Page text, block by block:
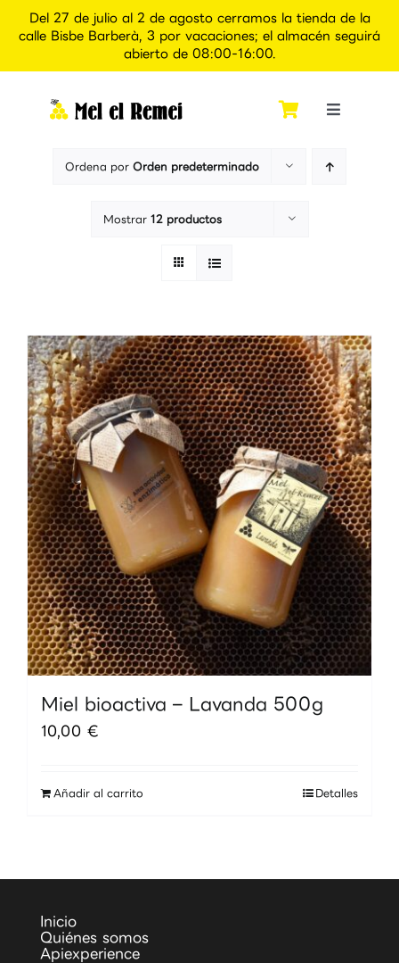
Del 27 de julio al 2 de agosto cerramos la tienda de la
calle Bisbe Barberà, 3 por vacaciones; el almacén seguirá
abierto de 08:00-16:00.
contenido
Toggle
Quiénes somos
Apiexperience Alcover
Contacto
Ordena por Orden predeterminado
Mostrar 12 productos
Miel bioactiva – Lavanda 500g
10,00 €
Añadir al carrito Detalles
Inicio
Quiénes somos
Apiexperience